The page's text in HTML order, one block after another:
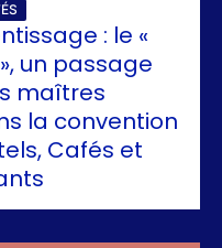
: le «
un passage
maîtres
la convention
Cafés et